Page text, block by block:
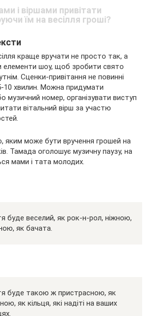
краще вручати не просто так, а
елементи шоу, щоб зробити свято
Сценки-привітання не повинні
10 хвилин. Можна придумати
музичний номер, організувати виступ
вітальний вірш за участю
яким може бути вручення грошей на
Тамада оголошує музичну паузу, на
мами і тата молодих.
буде веселий, як рок-н-рол, ніжною,
як бачата.
буде такою ж пристрасною, як
як кільця, які надіті на ваших